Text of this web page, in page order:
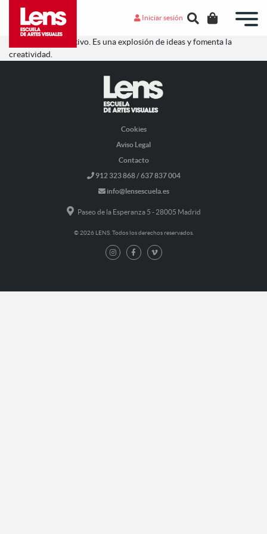
Iniciar sesión
Interesante y creativo. Es una explosión de ideas y fomenta la
creatividad.
Cookies
Aviso Legal
Contacto
912 323 868 / 637 837 004
info@lensescuela.es
Paseo de la Esperanza 5 - 28005 Madrid
© 2026 LENS. Todos los derechos reservados.